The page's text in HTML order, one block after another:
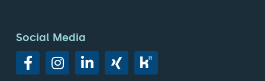
Social Media